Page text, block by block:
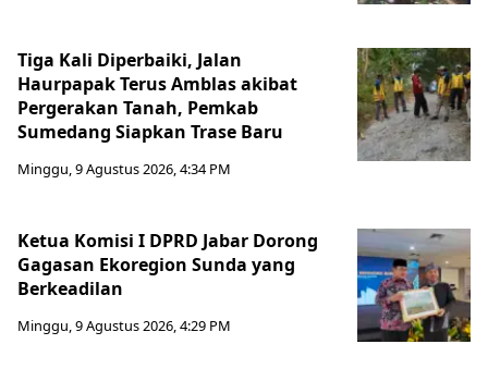
Tiga Kali Diperbaiki, Jalan
Haurpapak Terus Amblas akibat
Pergerakan Tanah, Pemkab
Sumedang Siapkan Trase Baru
Minggu, 9 Agustus 2026, 4:34 PM
Ketua Komisi I DPRD Jabar Dorong
Gagasan Ekoregion Sunda yang
Berkeadilan
Minggu, 9 Agustus 2026, 4:29 PM